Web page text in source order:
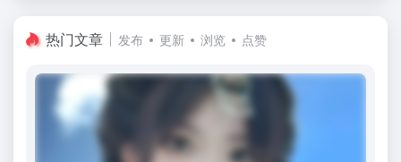
热门文章 发布 更新 浏览 点赞